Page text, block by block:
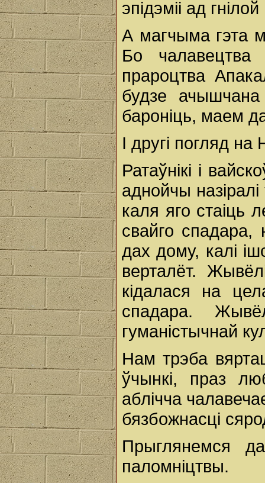
эпідэміі ад
А магчыма гэта
Бо чалавецтва
прароцтва
будзе
бароніць, маем
І другі погляд
Ратаўнікі і
аднойчы
каля яго стаіць
свайго спадара,
дах дому, калі
верталёт.
кідалася на
спадара.
гуманістычнай
Нам трэба
ўчынкі, праз
аблічча
бязбожнасці
Прыглянемся
паломніцтвы.